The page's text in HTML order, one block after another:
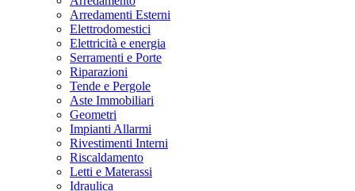
Arredamenti Esterni
Elettrodomestici
Elettricità e energia
Serramenti e Porte
Riparazioni
Tende e Pergole
Aste Immobiliari
Geometri
Impianti Allarmi
Rivestimenti Interni
Riscaldamento
Letti e Materassi
Idraulica